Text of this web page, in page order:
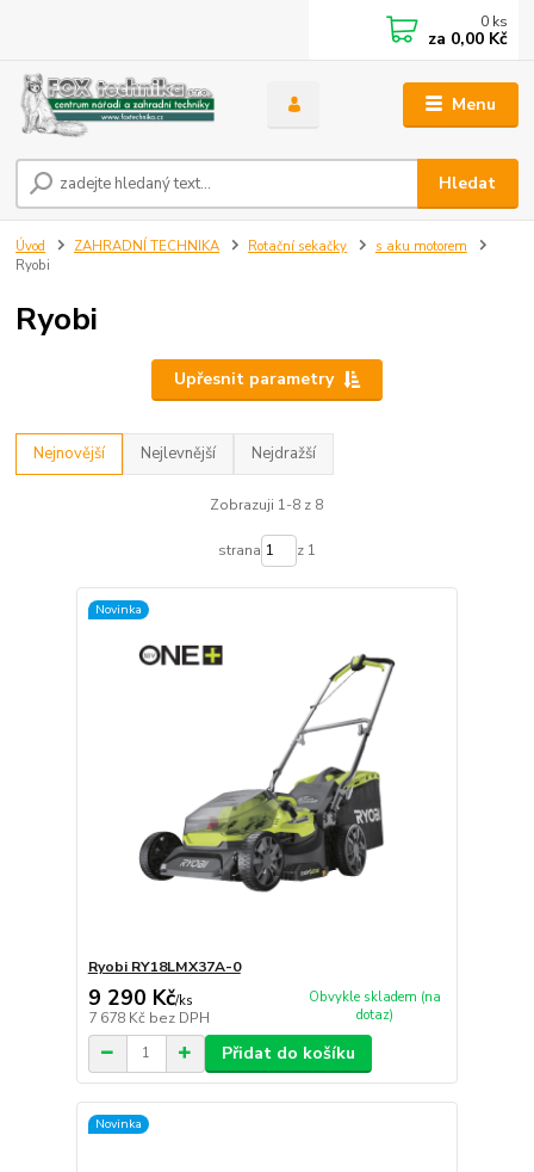
Menu
Hledat
0 ks
za 0,00 Kč
Úvod ZAHRADNÍ TECHNIKA Rotační sekačky
s aku motorem
Ryobi
Ryobi
Upřesnit parametry
Nejnovější Nejlevnější Nejdražší
Zobrazuji 1-8 z 8
strana z 1
Novinka
Ryobi RY18LMX37A-0
9 290 Kč/ks
7 678 Kč bez DPH
Obvykle skladem (na
dotaz)
Přidat do košíku
Novinka